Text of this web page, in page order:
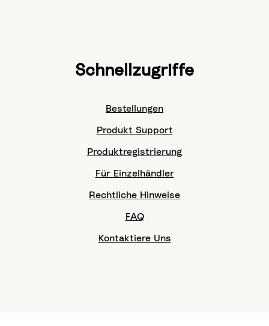
Schnellzugriffe
Bestellungen
Produkt Support
Produktregistrierung
Für Einzelhändler
Rechtliche Hinweise
FAQ
Kontaktiere Uns